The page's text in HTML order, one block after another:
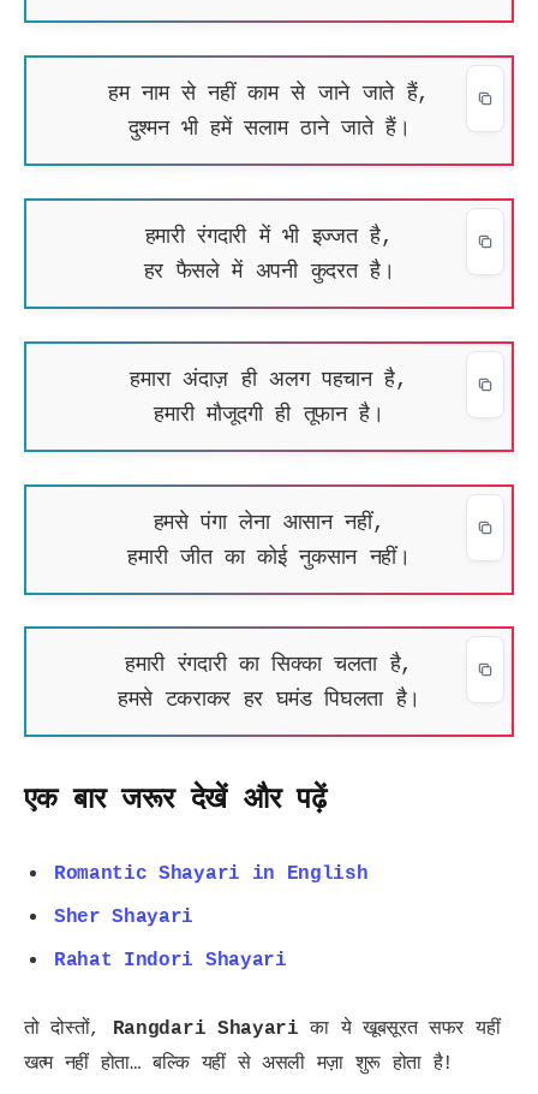
हम नाम से नहीं काम से जाने जाते हैं,
दुश्मन भी हमें सलाम ठाने जाते हैं।
हमारी रंगदारी में भी इज्जत है,
हर फैसले में अपनी कुदरत है।
हमारा अंदाज़ ही अलग पहचान है,
हमारी मौजूदगी ही तूफान है।
हमसे पंगा लेना आसान नहीं,
हमारी जीत का कोई नुकसान नहीं।
हमारी रंगदारी का सिक्का चलता है,
हमसे टकराकर हर घमंड पिघलता है।
एक बार जरूर देखें और पढ़ें
Romantic Shayari in English
Sher Shayari
Rahat Indori Shayari
तो दोस्तों, Rangdari Shayari का ये खूबसूरत सफर यहीं
खत्म नहीं होता… बल्कि यहीं से असली मज़ा शुरू होता है!